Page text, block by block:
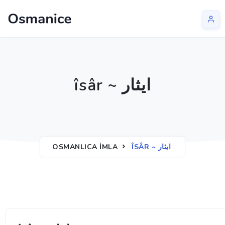
îsâr ~ ایثار
OSMANLICA İMLA ÎSÂR ~ ایثار